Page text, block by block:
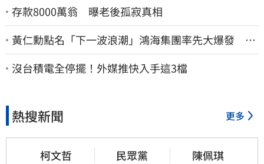
存款8000萬翁 曝老後孤寂真相
黃仁勳點名「下一波浪潮」鴻海集團率先大爆發 台
股這族群全面噴出
沒台積電全停擺！外媒推快入手這3檔
熱搜新聞 更多
柯文哲 民眾黨 陳佩琪